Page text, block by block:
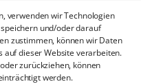
verwenden wir Technologien
und/oder darauf
zustimmen, können wir Daten
auf dieser Website verarbeiten.
zurückziehen, können
werden.
lehrpfade@th-koeln.de
Arrival
TH Köln
Location Köln-Mülheim